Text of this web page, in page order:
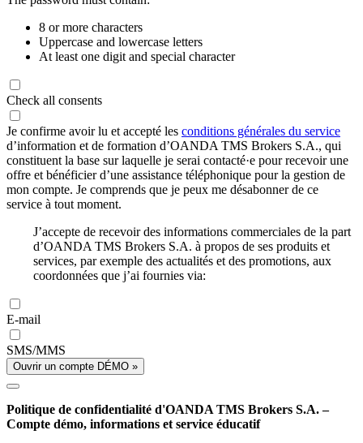
8 or more characters
Uppercase and lowercase letters
At least one digit and special character
Check all consents
Je confirme avoir lu et accepté les conditions générales du service
d’information et de formation d’OANDA TMS Brokers S.A., qui
constituent la base sur laquelle je serai contacté·e pour recevoir une
offre et bénéficier d’une assistance téléphonique pour la gestion de
mon compte. Je comprends que je peux me désabonner de ce
service à tout moment.
J’accepte de recevoir des informations commerciales de la part
d’OANDA TMS Brokers S.A. à propos de ses produits et
services, par exemple des actualités et des promotions, aux
coordonnées que j’ai fournies via:
E-mail
SMS/MMS
Ouvrir un compte DÉMO »
Politique de confidentialité d'OANDA TMS Brokers S.A. –
Compte démo, informations et service éducatif